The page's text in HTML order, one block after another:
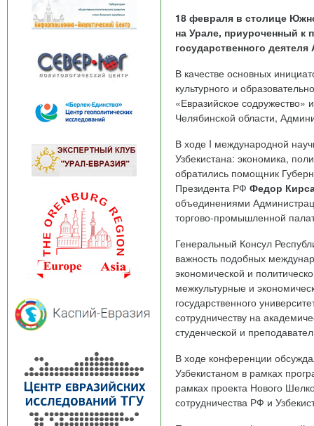
18 февраля в столице
на Урале, приуроченный к
государственного
В качестве основных
культурного и
«Евразийское
Челябинской области,
В ходе I международной
Узбекистана: экономика,
обратились помощник
Президента РФ Федор
объединениями
торгово-промышленной
Генеральный Консул
важность подобных
экономической и
межкультурные и
государственного
сотрудничеству на
студенческой и
В ходе конференции
Узбекистаном в рамках
рамках проекта Нового
сотрудничества РФ и